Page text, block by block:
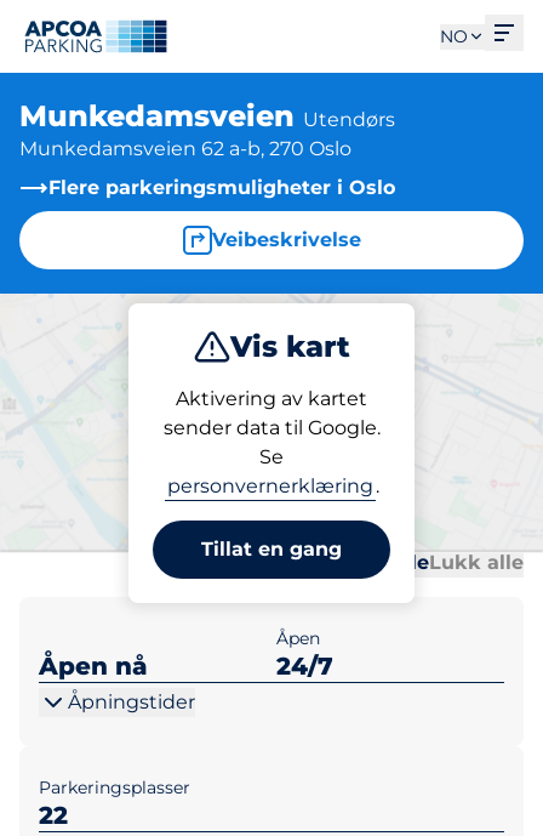
NO
Munkedamsveien Utendørs
Munkedamsveien 62 a-b, 270 Oslo
Flere parkeringsmuligheter i Oslo
Veibeskrivelse
Vis kart
Aktivering av kartet
sender data til Google.
Se
personvernerklæring .
Tillat en gang
Parkering
Parkering
Munkedamsveien
Åpne alleLukk alle
Åpen nå
Åpen
24/7
Åpningstider
Parkeringsplasser
22